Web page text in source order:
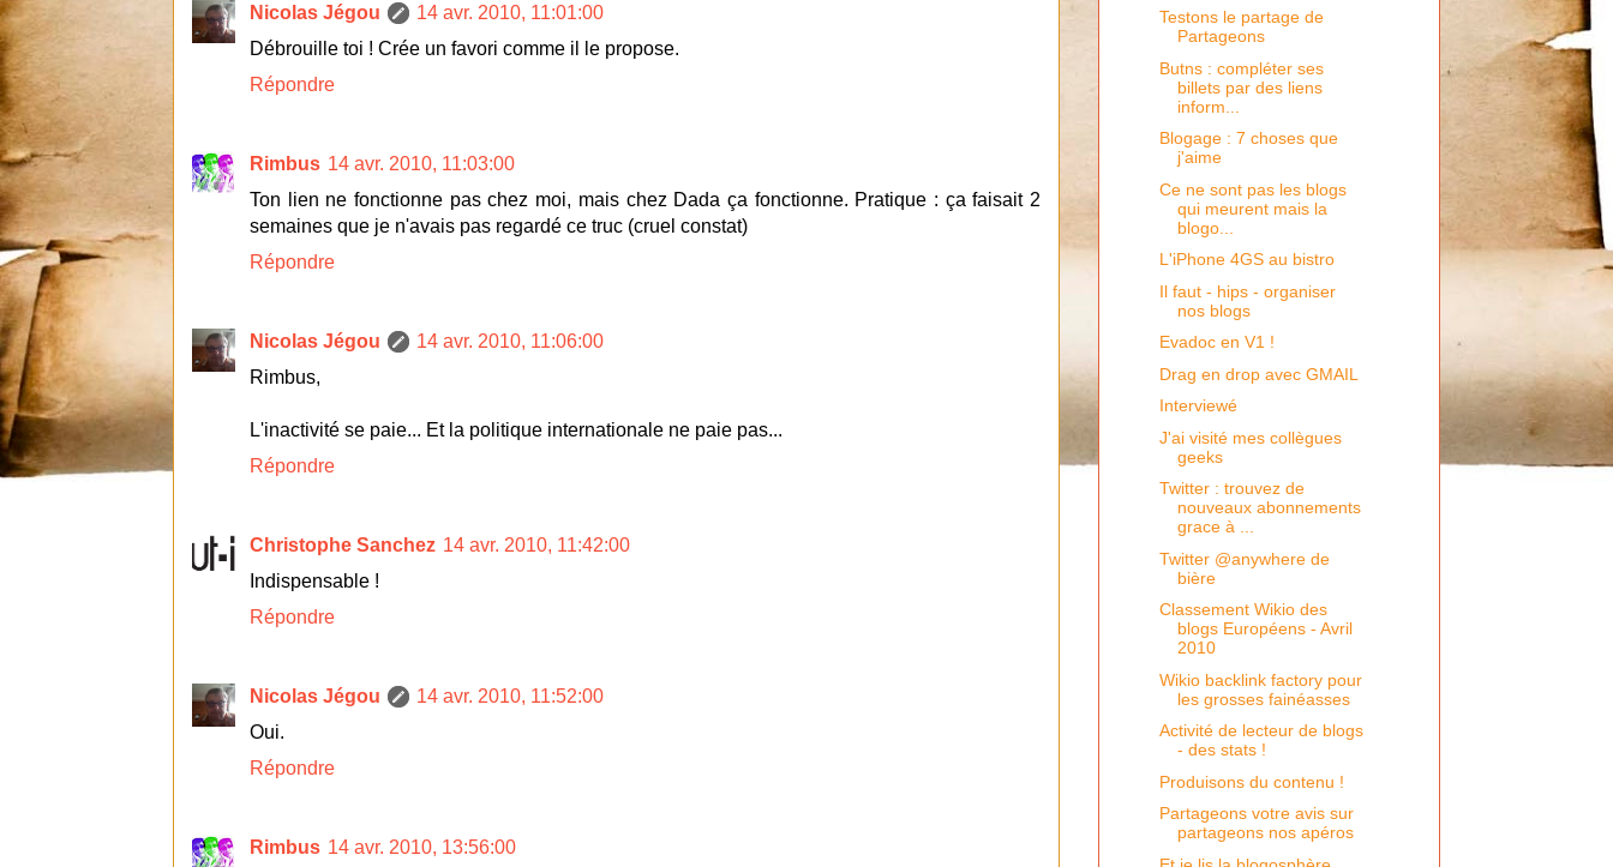
Nicolas Jégou
14 avr. 2010, 11:01:00
Débrouille toi ! Crée un favori comme il le propose.
Répondre
Rimbus 14 avr. 2010, 11:03:00
Ton lien ne fonctionne pas chez moi, mais chez Dada ça fonctionne. Pratique : ça faisait 2
semaines que je n'avais pas regardé ce truc (cruel constat)
Répondre
Nicolas Jégou
14 avr. 2010, 11:06:00
Rimbus,
L'inactivité se paie... Et la politique internationale ne paie pas...
Répondre
Christophe Sanchez 14 avr. 2010, 11:42:00
Indispensable !
Répondre
Nicolas Jégou
14 avr. 2010, 11:52:00
Oui.
Répondre
Rimbus 14 avr. 2010, 13:56:00
Testons le partage de
Partageons
Butns : compléter ses
billets par des liens
inform...
Blogage : 7 choses que
j'aime
Ce ne sont pas les blogs
qui meurent mais la
blogo...
L'iPhone 4GS au bistro
Il faut - hips - organiser
nos blogs
Evadoc en V1 !
Drag en drop avec GMAIL
Interviewé
J'ai visité mes collègues
geeks
Twitter : trouvez de
nouveaux abonnements
grace à ...
Twitter @anywhere de
bière
Classement Wikio des
blogs Européens - Avril
2010
Wikio backlink factory pour
les grosses fainéasses
Activité de lecteur de blogs
- des stats !
Produisons du contenu !
Partageons votre avis sur
partageons nos apéros